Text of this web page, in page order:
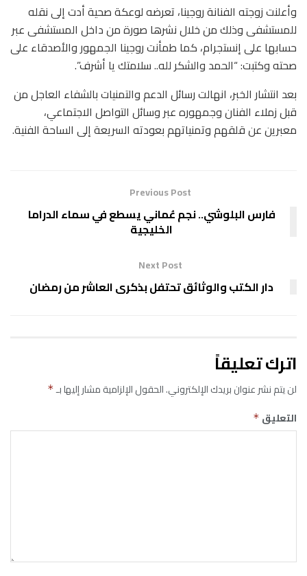
وأعلنت زوجته الفنانة روجينا، تعرضه لوعكة صحية أدت إلى نقله
للمستشفى وذلك من خلال نشرها صورة من داخل المستشفى عبر
حسابها على إنستجرام، كما طمأنت روجينا الجمهور والأصدقاء على
صحته وكتبت: “الحمد والشكر لله.. سلامتك يا أشرف”.
بعد انتشار الخبر، انهالت رسائل الدعم والتمنيات بالشفاء العاجل من
قبل زملاء الفنان وجمهوره عبر وسائل التواصل الاجتماعي،
معبرين عن قلقهم وتمنياتهم بعودته السريعة إلى الساحة الفنية.
Previous Post
فارس البلوشي.. نجم عُماني يسطع في سماء الدراما
الخليجية
Next Post
دار الكتب والوثائق تحتفل بذكرى العاشر من رمضان
اترك تعليقاً
لن يتم نشر عنوان بريدك الإلكتروني.الحقول الإلزامية مشار إليها بـ*
التعليق *